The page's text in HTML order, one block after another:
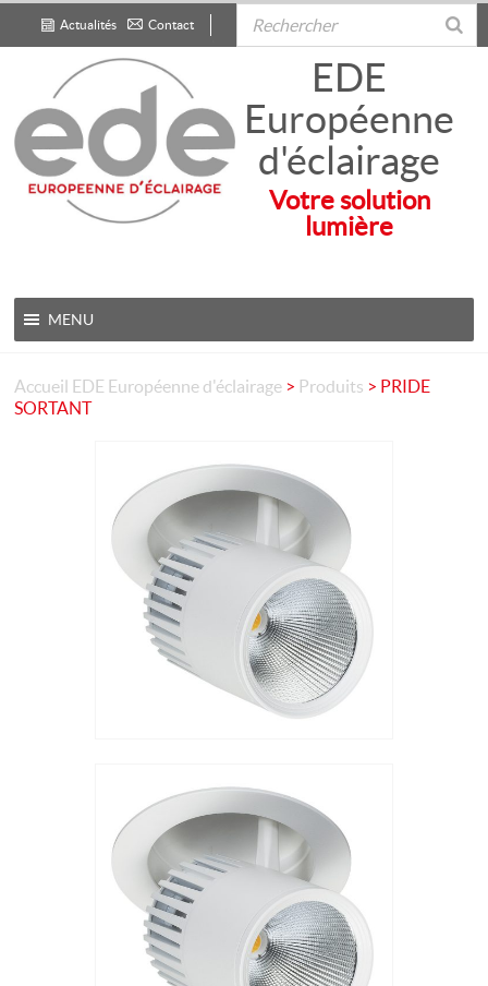
Contact
Actualités
EDE
Européenne
d'éclairage
Votre solution
lumière
MENU
Accueil EDE Européenne d'éclairage > Produits > PRIDE
SORTANT